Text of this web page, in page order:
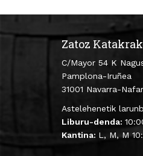
Zatoz
C/Mayor 54 K
Pamplona-Iruñea
31001 Navarra-
Astelehenetik
Liburu-denda:
Kantina: L, M, M